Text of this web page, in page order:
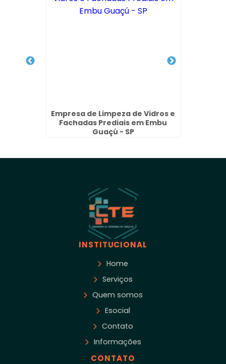
Empresa de Limpeza de Vidros e
Fachadas Prediais em Embu
Guaçú - SP
INSTITUCIONAL
Home
Serviços
Quem somos
Esocial
Contato
Informações
CONTATO